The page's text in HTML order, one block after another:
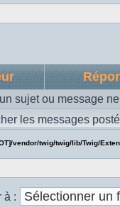
sujet ou message
les messages
vendor/twig/twig/lib/Twig/
à :